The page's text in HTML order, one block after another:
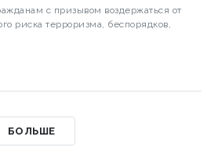
с призывом воздержаться от
риска терроризма, беспорядков,
БОЛЬШЕ